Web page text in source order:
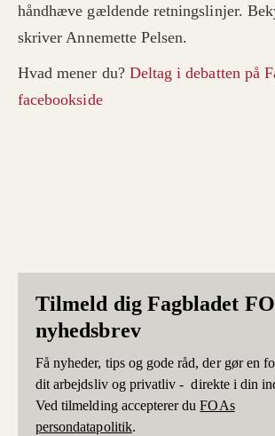
håndhæve gældende retningslinjer.
skriver Annemette Pelsen.
Hvad mener du? Deltag i debatten på
facebookside
Tilmeld dig Fagbladet
nyhedsbrev
Få nyheder, tips og gode råd, der gør en
dit arbejdsliv og privatliv - direkte i din
Ved tilmelding accepterer duFOAs
persondatapolitik.